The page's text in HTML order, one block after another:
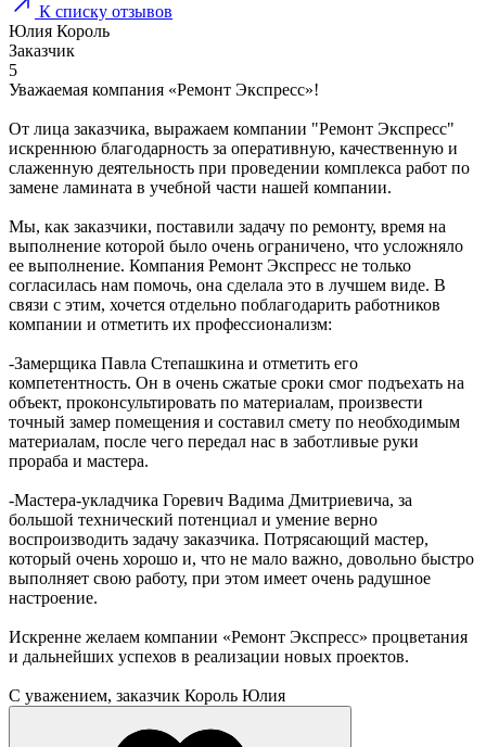
К списку отзывов
Юлия Король
Заказчик
5
Уважаемая компания «Ремонт Экспресс»!
От лица заказчика, выражаем компании "Ремонт Экспресс"
искреннюю благодарность за оперативную, качественную и
слаженную деятельность при проведении комплекса работ по
замене ламината в учебной части нашей компании.
Мы, как заказчики, поставили задачу по ремонту, время на
выполнение которой было очень ограничено, что усложняло
ее выполнение. Компания Ремонт Экспресс не только
согласилась нам помочь, она сделала это в лучшем виде. В
связи с этим, хочется отдельно поблагодарить работников
компании и отметить их профессионализм:
-Замерщика Павла Степашкина и отметить его
компетентность. Он в очень сжатые сроки смог подъехать на
объект, проконсультировать по материалам, произвести
точный замер помещения и составил смету по необходимым
материалам, после чего передал нас в заботливые руки
прораба и мастера.
-Мастера-укладчика Горевич Вадима Дмитриевича, за
большой технический потенциал и умение верно
воспроизводить задачу заказчика. Потрясающий мастер,
который очень хорошо и, что не мало важно, довольно быстро
выполняет свою работу, при этом имеет очень радушное
настроение.
Искренне желаем компании «Ремонт Экспресс» процветания
и дальнейших успехов в реализации новых проектов.
С уважением, заказчик Король Юлия